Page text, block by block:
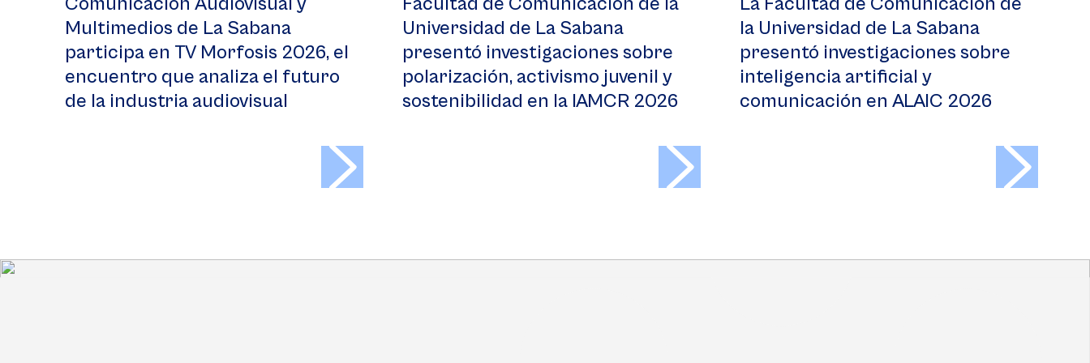
Multimedios de La Sabana
participa en TV Morfosis 2026, el
encuentro que analiza el futuro
de la industria audiovisual
Universidad de La Sabana
presentó investigaciones sobre
polarización, activismo juvenil y
sostenibilidad en la IAMCR 2026
la Universidad de La Sabana
presentó investigaciones sobre
inteligencia artificial y
comunicación en ALAIC 2026